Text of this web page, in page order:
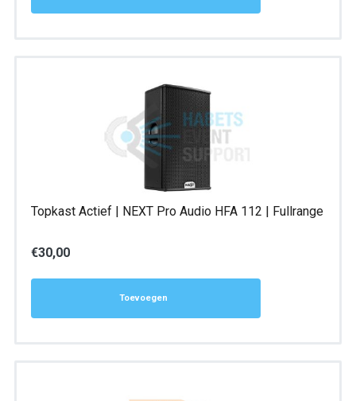
Topkast Actief | NEXT Pro Audio HFA 112 | Fullrange
€30,00
Toevoegen